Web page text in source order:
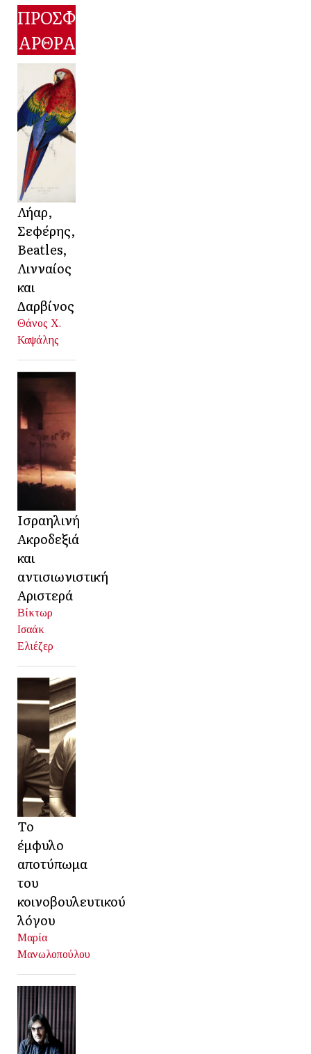
ΠΡΟΣΦΑΤΑ
ΑΡΘΡΑ
Λήαρ,
Σεφέρης,
Beatles,
Λινναίος
και
Δαρβίνος
Θάνος Χ.
Καψάλης
Ισραηλινή
Ακροδεξιά
και
αντισιωνιστική
Αριστερά
Βίκτωρ
Ισαάκ
Ελιέζερ
Το
έμφυλο
αποτύπωμα
του
κοινοβουλευτικού
λόγου
Μαρία
Μανωλοπούλου